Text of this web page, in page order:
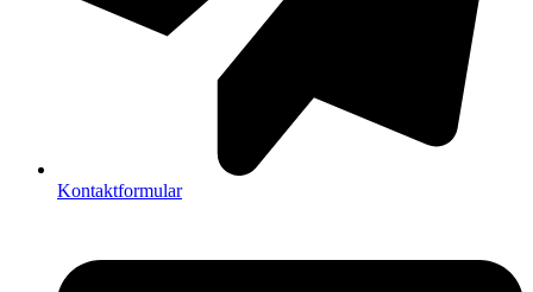
Kontaktformular